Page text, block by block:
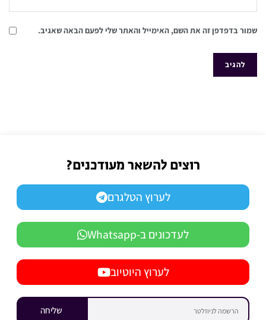
שמור בדפדפן זה את השם, האימייל והאתר שלי לפעם הבאה שאגיב.
רוצים להשאר מעודכנים?
לערוץ הטלגרם
לעדכונים ב-Whatsapp
לערוץ היוטיוב
שליחה